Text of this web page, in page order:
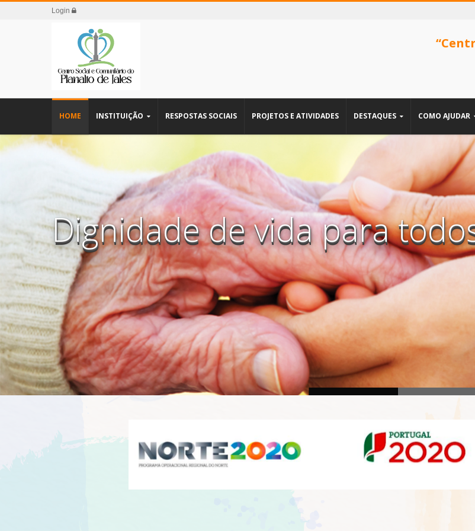
Login
HOME INSTITUIÇÃO RESPOSTAS SOCIAIS PROJETOS E ATIVIDADES DESTAQUES COMO AJUDAR
Dignidade de vida para